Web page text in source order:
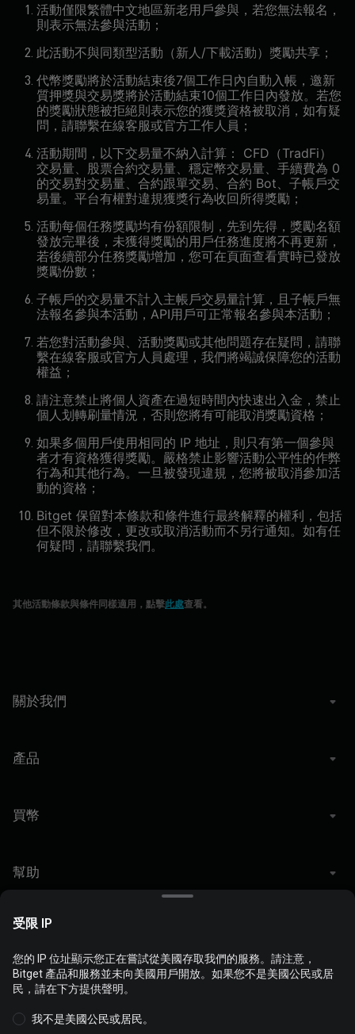
活動僅限繁體中文地區新老用戶參與，若您無法報名，
則表示無法參與活動；
此活動不與同類型活動（新人/下載活動）獎勵共享；
代幣獎勵將於活動結束後7個工作日內自動入帳，邀新
質押獎與交易獎將於活動結束10個工作日內發放。若您
的獎勵狀態被拒絕則表示您的獲獎資格被取消，如有疑
問，請聯繫在線客服或官方工作人員；
活動期間，以下交易量不納入計算： CFD（TradFi）
交易量、股票合約交易量、穩定幣交易量、手續費為 0
的交易對交易量、合約跟單交易、合約 Bot、子帳戶交
易量。平台有權對違規獲獎行為收回所得獎勵；
活動每個任務獎勵均有份額限制，先到先得，獎勵名額
發放完畢後，未獲得獎勵的用戶任務進度將不再更新，
若後續部分任務獎勵增加，您可在頁面查看實時已發放
獎勵份數；
子帳戶的交易量不計入主帳戶交易量計算，且子帳戶無
法報名參與本活動，API用戶可正常報名參與本活動；
若您對活動參與、活動獎勵或其他問題存在疑問，請聯
繫在線客服或官方人員處理，我們將竭誠保障您的活動
權益；
請注意禁止將個人資產在過短時間內快速出入金，禁止
個人划轉刷量情況，否則您將有可能取消獎勵資格；
如果多個用戶使用相同的 IP 地址，則只有第一個參與
者才有資格獲得獎勵。嚴格禁止影響活動公平性的作弊
行為和其他行為。一旦被發現違規，您將被取消參加活
動的資格；
Bitget 保留對本條款和條件進行最終解釋的權利，包括
但不限於修改，更改或取消活動而不另行通知。如有任
何疑問，請聯繫我們。
其他活動條款與條件同樣適用，點擊此處查看。
關於我們
產品
買幣
幫助
法律與風險揭露
我們使用 Cookie 來為您提供更好的個人化網站體驗，您可以自訂管
理 Cookie 和查看Cookie 政策
接受全部 Cookie
受限 IP
您的 IP 位址顯示您正在嘗試從美國存取我們的服務。請注意，
Bitget 產品和服務並未向美國用戶開放。如果您不是美國公民或居
民，請在下方提供聲明。
我不是美國公民或居民。